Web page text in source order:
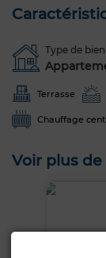
Type de bien
Terrasse
Chauffage
Voir plus